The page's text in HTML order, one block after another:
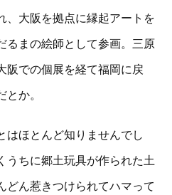
、大阪を拠点に縁起アートを
るまの絵師として参画。三原
阪での個展を経て福岡に戻
か。
はほとんど知りませんでし
うちに郷土玩具が作られた土
どん惹きつけられてハマって